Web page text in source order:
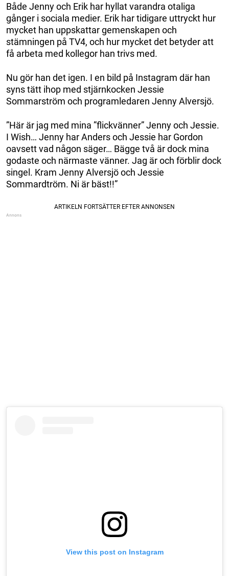
Både Jenny och Erik har hyllat varandra otaliga
gånger i sociala medier. Erik har tidigare uttryckt hur
mycket han uppskattar gemenskapen och
stämningen på TV4, och hur mycket det betyder att
få arbeta med kollegor han trivs med.
Nu gör han det igen. I en bild på Instagram där han
syns tätt ihop med stjärnkocken Jessie
Sommarström och programledaren Jenny Alversjö.
”Här är jag med mina ”flickvänner” Jenny och Jessie.
I Wish… Jenny har Anders och Jessie har Gordon
oavsett vad någon säger… Bägge två är dock mina
godaste och närmaste vänner. Jag är och förblir dock
singel. Kram Jenny Alversjö och Jessie
Sommardtröm. Ni är bäst!!”
View this post on Instagram